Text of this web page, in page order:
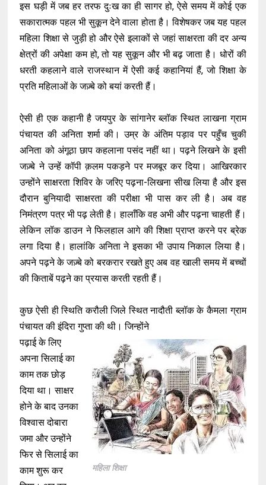
इस घड़ी में जब हर तरफ दुःख का ही सागर हो, ऐसे समय में कोई एक
सकारात्मक पहल भी सुकून देने वाला होता है। विशेषकर जब यह पहल
महिला शिक्षा से जुड़ी हो और ऐसे इलाकों से जहां साक्षरता की दर अन्य
क्षेत्रों की अपेक्षा कम हो, तो यह सुकून और भी बढ़ जाता है। धोरों की
धरती कहलाने वाले राजस्थान में ऐसी कई कहानियां हैं, जो शिक्षा के
प्रति महिलाओं के जज़्बे को बयां करती हैं।
ऐसी ही एक कहानी है जयपुर के सांगानेर ब्लॉक स्थित लाखना ग्राम
पंचायत की अनिता शर्मा की। उम्र के अंतिम पड़ाव पर पहुँच चुकी
अनिता को अंगूठा छाप कहलाना पसंद नहीं था। पढ़ने लिखने के इसी
जज़्बे ने उन्हें कॉपी क़लम पकड़ने पर मजबूर कर दिया। आखिरकार
उन्होंने साक्षरता शिविर के जरिए पढ़ना-लिखना सीख लिया है और इस
दौरान बुनियादी साक्षरता की परीक्षा भी पास कर ली है। अब वह
निमंत्रण पत्र भी पढ़ लेती है। हालाँकि वह अभी और पढ़ना चाहती हैं।
लेकिन लॉक डाउन ने फिलहाल आगे की शिक्षा प्राप्त करने पर ब्रेक
लगा दिया है। हालांकि अनिता ने इसका भी उपाय निकाल लिया है।
अपने पढ़ने के जज़्बे को बरकरार रखते हुए अब वह खाली समय में बच्चों
की किताबें पढ़ने का प्रयास करती रहती हैं।
कुछ ऐसी ही स्थिति करौली जिले स्थित नादौती ब्लॉक के कैमला ग्राम
पंचायत की इंदिरा गुप्ता की थी। जिन्होंने
महिला शिक्षा
पढ़ाई के लिए
अपना सिलाई का
काम तक छोड़
दिया था। साक्षर
होने के बाद उनका
विश्वास दोबारा
जमा और उन्होंने
फिर से सिलाई का
काम शुरू कर